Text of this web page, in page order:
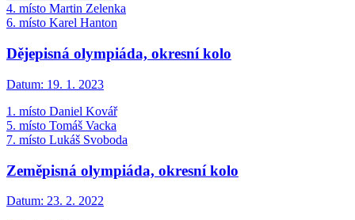
4. místo Martin Zelenka
6. místo Karel Hanton
Dějepisná olympiáda, okresní kolo
Datum: 19. 1. 2023
1. místo Daniel Kovář
5. místo Tomáš Vacka
7. místo Lukáš Svoboda
Zeměpisná olympiáda, okresní kolo
Datum: 23. 2. 2022